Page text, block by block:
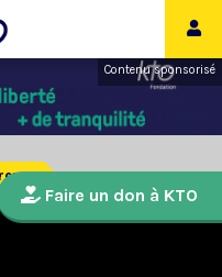
Contenu sponsorisé
Faire un don à KTO